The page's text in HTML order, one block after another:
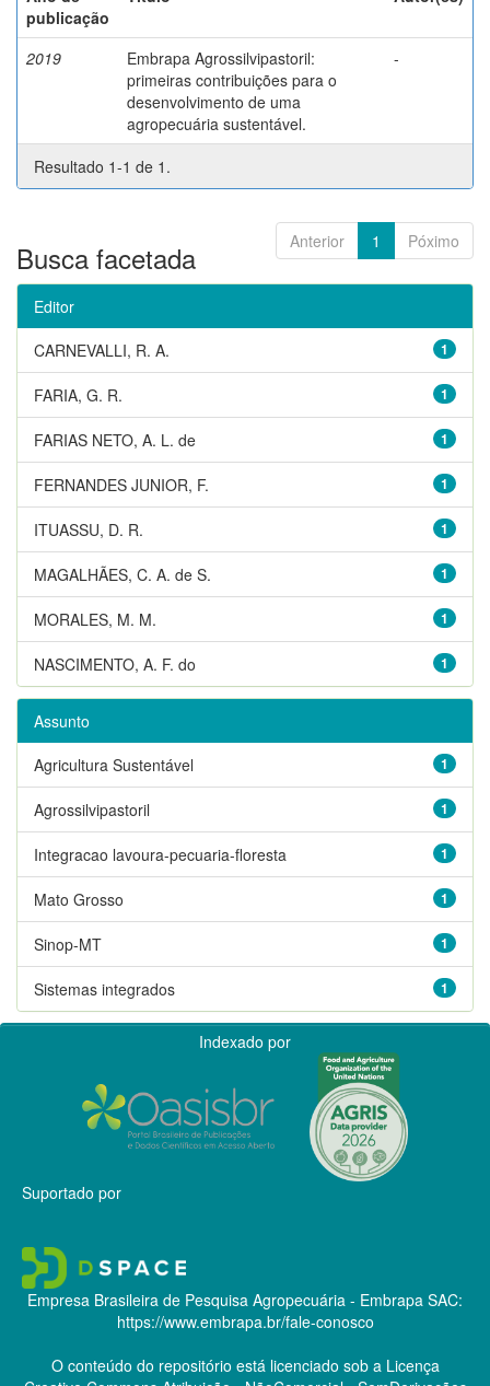
publicação
2019
Embrapa Agrossilvipastoril:
primeiras contribuições para o
desenvolvimento de uma
agropecuária sustentável.
-
Resultado 1-1 de 1.
Anterior 1 Póximo
Busca facetada
Editor
1
CARNEVALLI, R. A.
1
FARIA, G. R.
1
FARIAS NETO, A. L. de
1
FERNANDES JUNIOR, F.
1
ITUASSU, D. R.
1
MAGALHÃES, C. A. de S.
1
MORALES, M. M.
1
NASCIMENTO, A. F. do
Assunto
1
Agricultura Sustentável
1
Agrossilvipastoril
1
Integracao lavoura-pecuaria-floresta
1
Mato Grosso
1
Sinop-MT
1
Sistemas integrados
Indexado por
Suportado por
Empresa Brasileira de Pesquisa Agropecuária - Embrapa SAC:
https://www.embrapa.br/fale-conosco
O conteúdo do repositório está licenciado sob a Licença